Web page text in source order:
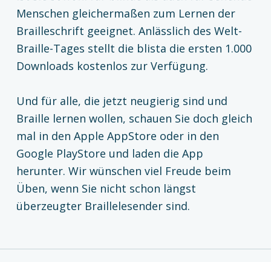
Menschen gleichermaßen zum Lernen der
Brailleschrift geeignet. Anlässlich des Welt-
Braille-Tages stellt die blista die ersten 1.000
Downloads kostenlos zur Verfügung.
Und für alle, die jetzt neugierig sind und
Braille lernen wollen, schauen Sie doch gleich
mal in den Apple AppStore oder in den
Google PlayStore und laden die App
herunter. Wir wünschen viel Freude beim
Üben, wenn Sie nicht schon längst
überzeugter Braillelesender sind.
Zurück zur Hauptnavigation springen
Beitragsnavigation